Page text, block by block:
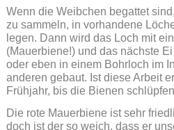
Wenn die Weibchen begattet
zu sammeln, in vorhandene
legen. Dann wird das Loch mit
(Mauerbiene!) und das nächste
oder eben in einem Bohrloch im
anderen gebaut. Ist diese Arbeit
Frühjahr, bis die Bienen
Die rote Mauerbiene ist sehr
doch ist der so weich, dass er